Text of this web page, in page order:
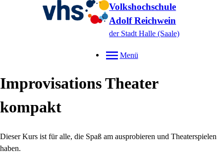
Volkshochschule
Adolf Reichwein
der Stadt Halle (Saale)
Menü
Improvisations Theater
kompakt
Dieser Kurs ist für alle, die Spaß am ausprobieren und Theaterspielen
haben.